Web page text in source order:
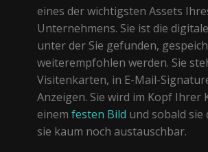
eines der wichtigsten Assets
Unternehmens. Sie ist die
unter der Sie gefunden,
weiterempfohlen werden. Sie
Visitenkarten, in E-Mail-
Anzeigen. Sie wird im Kopf Ihrer
einem festen Bild und sobald sie
sie kaum noch austauschbar.